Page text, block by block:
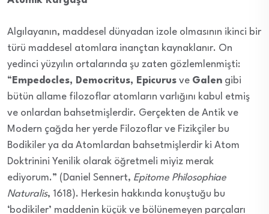
Algılayanın, maddesel dünyadan izole olmasının ikinci bir
türü maddesel atomlara inançtan kaynaklanır. On
yedinci yüzyılın ortalarında şu zaten gözlemlenmişti:
“ Empedocles, Democritus, Epicurus ve Galen gibi
bütün allame filozoflar atomların varlığını kabul etmiş
ve onlardan bahsetmişlerdir. Gerçekten de Antik ve
Modern çağda her yerde Filozoflar ve Fizikçiler bu
Bodikiler ya da Atomlardan bahsetmişlerdir ki Atom
Doktrinini Yenilik olarak öğretmeli miyiz merak
ediyorum.” (Daniel Sennert, Epitome Philosophiae
Naturalis, 1618). Herkesin hakkında konuştuğu bu
‘bodikiler’ maddenin küçük ve bölünemeyen parçaları